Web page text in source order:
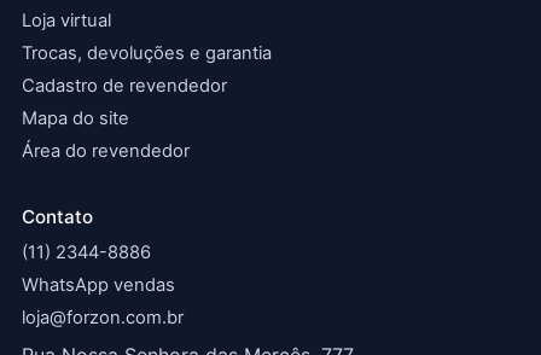
Loja virtual
Trocas, devoluções e garantia
Cadastro de revendedor
Mapa do site
Área do revendedor
Contato
(11) 2344-8886
WhatsApp vendas
loja@forzon.com.br